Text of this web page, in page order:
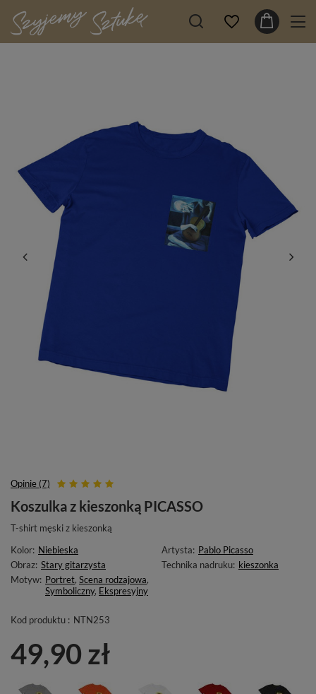
Opinie (7)
Koszulka z kieszonką PICASSO
T-shirt męski z kieszonką
Kolor: Niebieska Artysta: Pablo Picasso
Obraz: Stary gitarzysta Technika nadruku: kieszonka
Motyw: Portret, Scena rodzajowa,
Symboliczny, Ekspresyjny
Kod produktu : NTN253
49,90 zł